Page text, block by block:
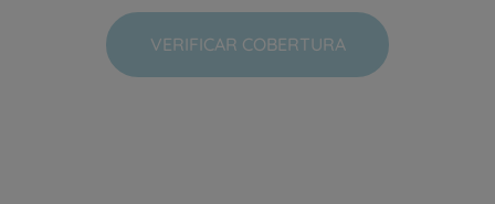
VERIFICAR COBERTURA